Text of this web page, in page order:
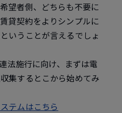
望者側、どちらも不要に
貸契約をよりシンプルに
ということが言えるでしょ
法施行に向け、まずは電
集するとこから始めてみ
テムはこちら